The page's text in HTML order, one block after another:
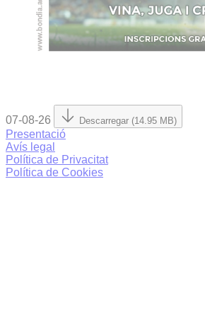
07-08-26 Descarregar (14.95 MB)
Presentació
Avís legal
Política de Privacitat
Política de Cookies